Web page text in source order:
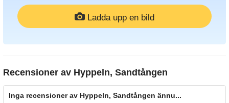
Ladda upp en bild
Recensioner av Hyppeln, Sandtången
Inga recensioner av Hyppeln, Sandtången ännu...